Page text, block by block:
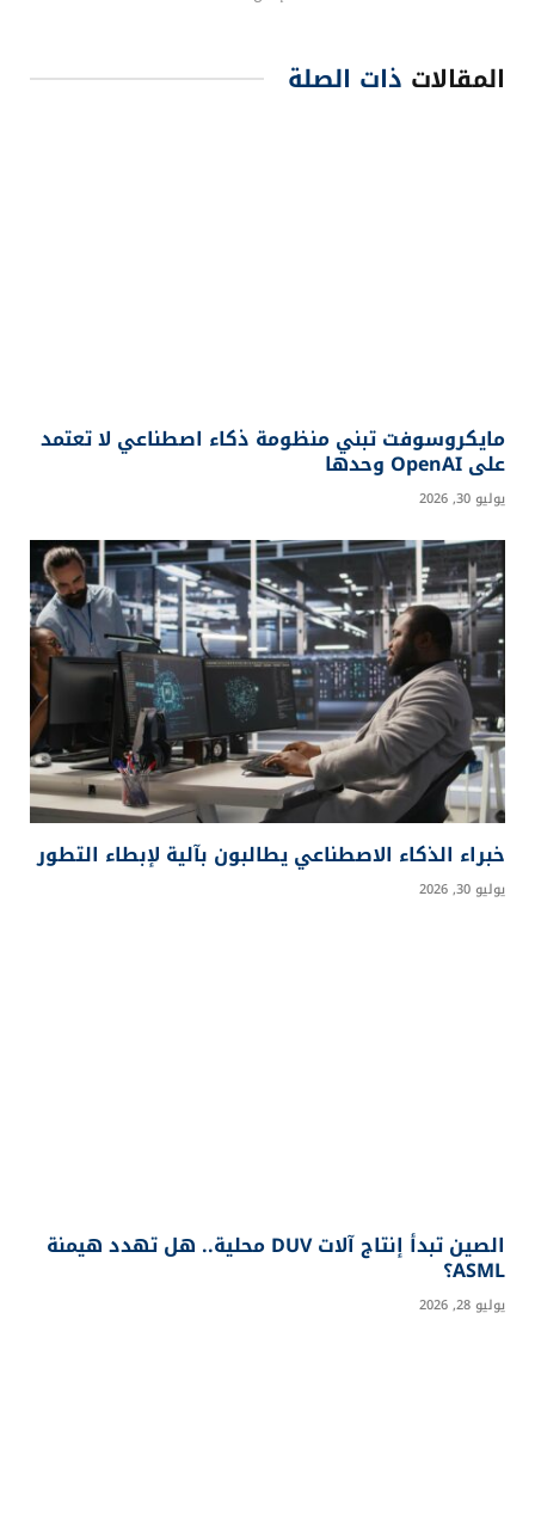
المقالات ذات الصلة
مايكروسوفت تبني منظومة ذكاء اصطناعي لا تعتمد
على OpenAI وحدها
يوليو 30, 2026
خبراء الذكاء الاصطناعي يطالبون بآلية لإبطاء التطور
يوليو 30, 2026
الصين تبدأ إنتاج آلات DUV محلية.. هل تهدد هيمنة
ASML؟
يوليو 28, 2026